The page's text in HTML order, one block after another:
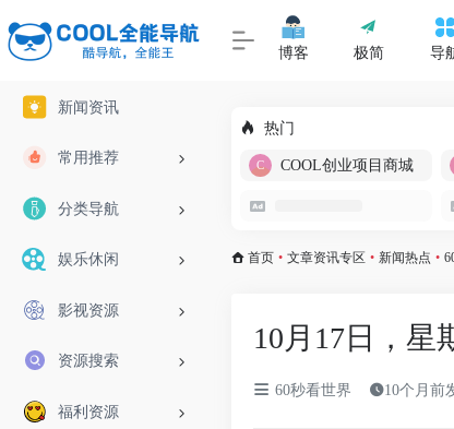
新闻资讯
常用推荐
分类导航
娱乐休闲
影视资源
资源搜索
福利资源
博客 极简
导
热门
COOL创业项目商城
首页 • 文章资讯专区 • 新闻热点 •
10月17日，星
60秒看世界 10个月前